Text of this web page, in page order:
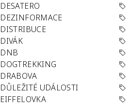
DESATERO
DEZINFORMACE
DISTRIBUCE
DIVÁK
DNB
DOGTREKKING
DRABOVA
DŮLEŽITÉ UDÁLOSTI
EIFFELOVKA